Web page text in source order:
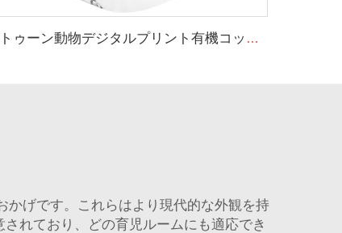
カートゥーン動物デジタルプリント有機コットンベビーコットシーツ 子ども用ベッドシーツセット フィットシーツ
げです。これらはより現代的な外観を持
れており、どの育児ルームにも適応でき